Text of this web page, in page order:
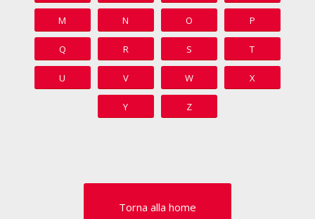
M N O P
Q R S T
U V W X
Y Z
Torna alla home